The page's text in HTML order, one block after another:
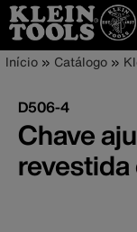
Pular
conteúdo
principal
principal
Trilha
de
Início Catálogo
D506-4
Chave